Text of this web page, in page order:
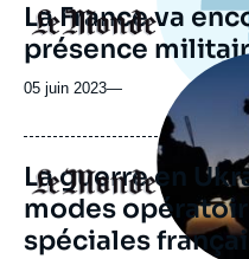
Logo
La France va
présence
05 juin 2023—
Logo
Image
principale
La guerre en
modes
spéciales